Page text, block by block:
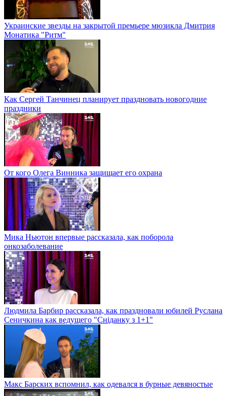
Украинские звезды на закрытой премьере мюзикла Дмитрия
Монатика "Ритм"
Как Сергей Танчинец планирует праздновать новогодние
праздники
От кого Олега Винника защищает его охрана
Мика Ньютон впервые рассказала, как поборола
онкозаболевание
Людмила Барбир рассказала, как праздновали юбилей Руслана
Сеничкина как ведущего "Сніданку з 1+1"
Макс Барских вспомнил, как одевался в бурные девяностые